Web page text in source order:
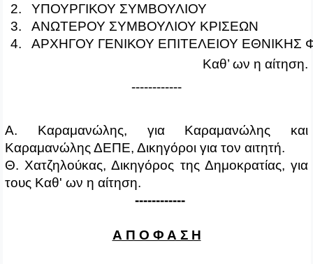
2.
ΥΠΟΥΡΓΙΚΟΥ ΣΥΜΒΟΥΛΙΟΥ
3.
ΑΝΩΤΕΡΟΥ ΣΥΜΒΟΥΛΙΟΥ ΚΡΙΣΕΩΝ
4.
ΑΡΧΗΓΟΥ ΓΕΝΙΚΟΥ ΕΠΙΤΕΛΕΙΟΥ ΕΘΝΙΚΗΣ
Καθ’ ων η αίτηση.
------------
Α. Καραμανώλης, για Καραμανώλης και
Καραμανώλης ΔΕΠΕ, Δικηγόροι για τον αιτητή.
Θ. Χατζηλούκας, Δικηγόρος της Δημοκρατίας, για
τους Καθ' ων η αίτηση.
------------
Α Π Ο Φ Α Σ Η